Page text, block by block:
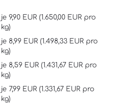
je 9,90 EUR (1.650,00 EUR pro
kg)
je 8,99 EUR (1.498,33 EUR pro
kg)
je 8,59 EUR (1.431,67 EUR pro
kg)
je 7,99 EUR (1.331,67 EUR pro
kg)